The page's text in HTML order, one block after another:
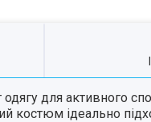
для активного
ідеально